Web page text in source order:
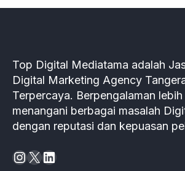
Top Digital Mediatama adalah
Digital Marketing Agency
Terpercaya. Berpengalaman lebih
menangani berbagai masalah
dengan reputasi dan kepuasan
Instagram
X LinkedIn